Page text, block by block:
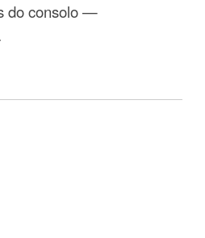
do consolo —